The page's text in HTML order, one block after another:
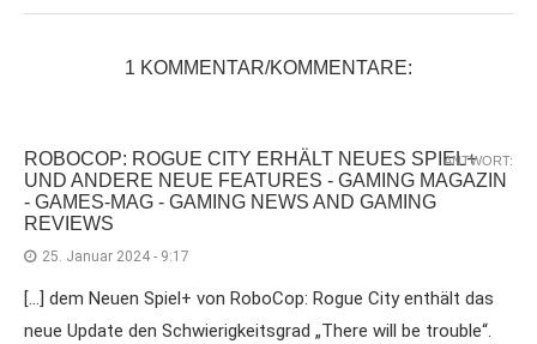
1 KOMMENTAR/KOMMENTARE:
ROBOCOP: ROGUE CITY ERHÄLT NEUES SPIEL+
UND ANDERE NEUE FEATURES - GAMING MAGAZIN
- GAMES-MAG - GAMING NEWS AND GAMING
REVIEWS
25. Januar 2024 - 9:17
[…] dem Neuen Spiel+ von RoboCop: Rogue City enthält das
neue Update den Schwierigkeitsgrad „There will be trouble“.
ANTWORT: